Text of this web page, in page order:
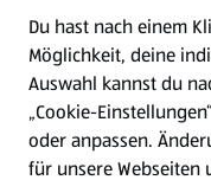
Presse
Hilfe & Kontakt
(öffnet in einem neuen
Unternehmen
Du hast nach einem
Möglichkeit, deine
Auswahl kannst du
„Cookie-
oder anpassen.
für unsere Webseiten